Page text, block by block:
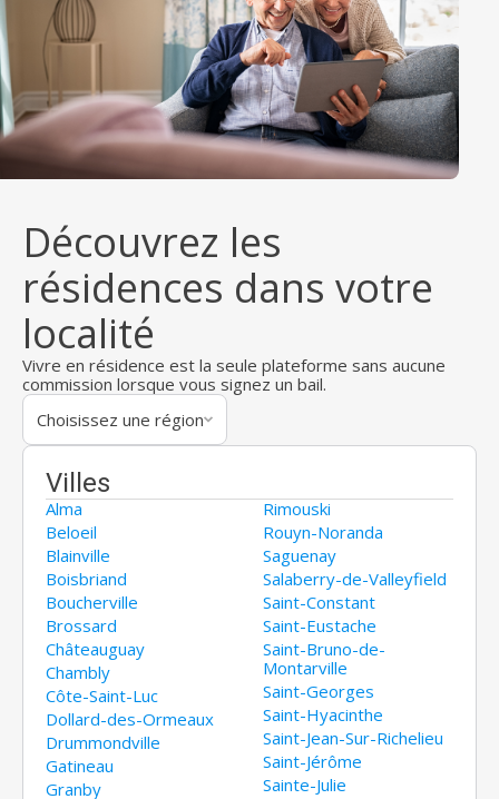
Découvrez les
résidences dans votre
localité
Vivre en résidence est la seule plateforme sans aucune
commission lorsque vous signez un bail.
Choisissez une région
Villes
Alma
Beloeil
Blainville
Boisbriand
Boucherville
Brossard
Châteauguay
Chambly
Côte-Saint-Luc
Dollard-des-Ormeaux
Drummondville
Gatineau
Granby
Rimouski
Rouyn-Noranda
Saguenay
Salaberry-de-Valleyfield
Saint-Constant
Saint-Eustache
Saint-Bruno-de-
Montarville
Saint-Georges
Saint-Hyacinthe
Saint-Jean-Sur-Richelieu
Saint-Jérôme
Sainte-Julie